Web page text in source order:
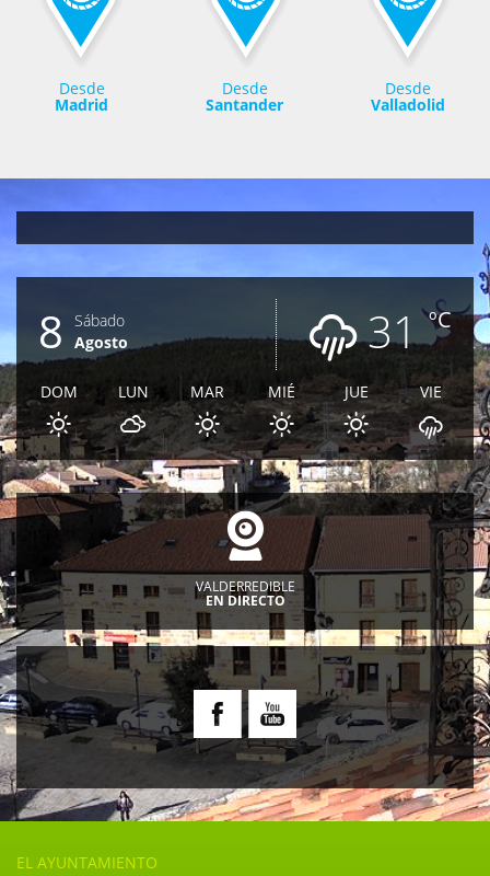
Desde
Madrid
Desde
Santander
Desde
Valladolid
ºC
31
8
Sábado
Agosto
DOM LUN MAR MIÉ JUE VIE
VALDERREDIBLE
EN DIRECTO
EL AYUNTAMIENTO